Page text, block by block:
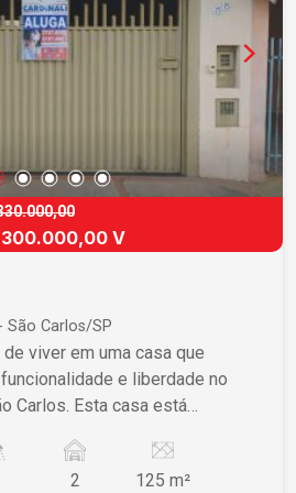
são raras no
é sua chance de investir na
em um bairro valorizado e
sua visita e descubra como é
300.000,00 V
São Carlos/SP
viver em uma casa que
e liberdade no
Carlos. Esta casa está
coração de uma área
2 125 m²